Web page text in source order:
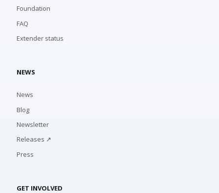
Foundation
FAQ
Extender status
NEWS
News
Blog
Newsletter
Releases ↗
Press
GET INVOLVED